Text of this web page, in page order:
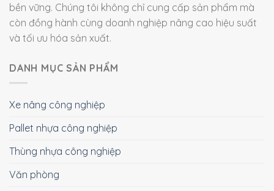
bền vững. Chúng tôi không chỉ cung cấp sản phẩm mà
còn đồng hành cùng doanh nghiệp nâng cao hiệu suất
và tối ưu hóa sản xuất.
DANH MỤC SẢN PHẨM
Xe nâng công nghiệp
Pallet nhựa công nghiệp
Thùng nhựa công nghiệp
Văn phòng